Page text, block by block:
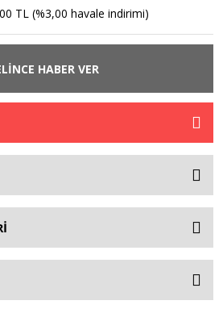
TL (%3,00 havale indirimi)
HABER VER